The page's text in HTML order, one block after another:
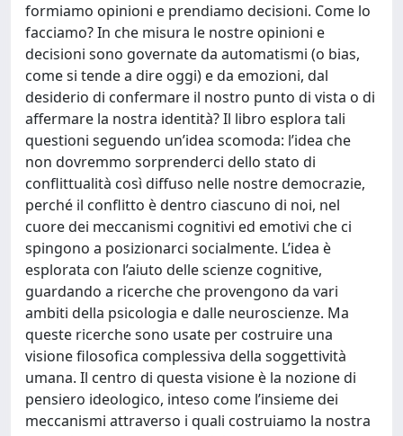
formiamo opinioni e prendiamo decisioni. Come lo
facciamo? In che misura le nostre opinioni e
decisioni sono governate da automatismi (o bias,
come si tende a dire oggi) e da emozioni, dal
desiderio di confermare il nostro punto di vista o di
affermare la nostra identità? Il libro esplora tali
questioni seguendo un’idea scomoda: l’idea che
non dovremmo sorprenderci dello stato di
conflittualità così diffuso nelle nostre democrazie,
perché il conflitto è dentro ciascuno di noi, nel
cuore dei meccanismi cognitivi ed emotivi che ci
spingono a posizionarci socialmente. L’idea è
esplorata con l’aiuto delle scienze cognitive,
guardando a ricerche che provengono da vari
ambiti della psicologia e dalle neuroscienze. Ma
queste ricerche sono usate per costruire una
visione filosofica complessiva della soggettività
umana. Il centro di questa visione è la nozione di
pensiero ideologico, inteso come l’insieme dei
meccanismi attraverso i quali costruiamo la nostra